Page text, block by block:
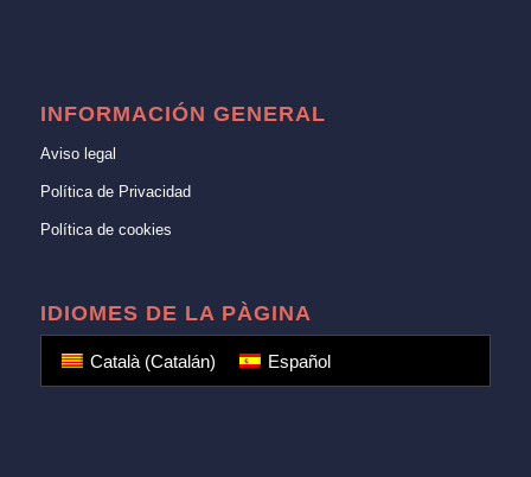
INFORMACIÓN GENERAL
Aviso legal
Política de Privacidad
Política de cookies
IDIOMES DE LA PÀGINA
Català(Catalán) Español